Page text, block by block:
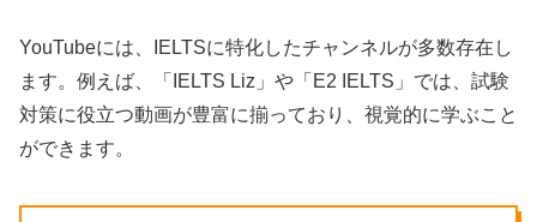
YouTubeには、IELTSに特化したチャンネルが多数存在し
ます。例えば、「IELTS Liz」や「E2 IELTS」では、試験
対策に役立つ動画が豊富に揃っており、視覚的に学ぶこと
ができます。